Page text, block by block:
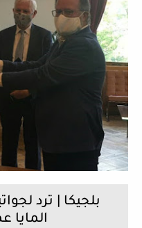
بلجيكا | ترد
المايا